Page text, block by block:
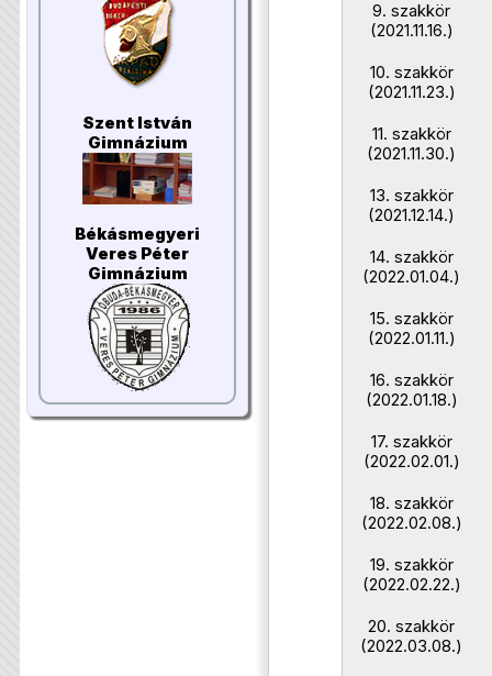
Szent István
Gimnázium
Békásmegyeri
Veres Péter
Gimnázium
9. szakkör
(2021.11.16.)
10. szakkör
(2021.11.23.)
11. szakkör
(2021.11.30.)
13. szakkör
(2021.12.14.)
14. szakkör
(2022.01.04.)
15. szakkör
(2022.01.11.)
16. szakkör
(2022.01.18.)
17. szakkör
(2022.02.01.)
18. szakkör
(2022.02.08.)
19. szakkör
(2022.02.22.)
20. szakkör
(2022.03.08.)